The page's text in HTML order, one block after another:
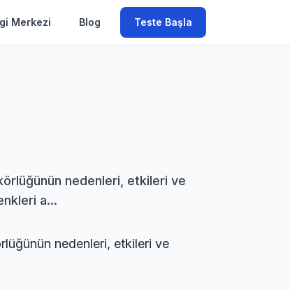
Merkezi Blog Teste Başla
nedenleri, etkileri ve
a...
nedenleri, etkileri ve